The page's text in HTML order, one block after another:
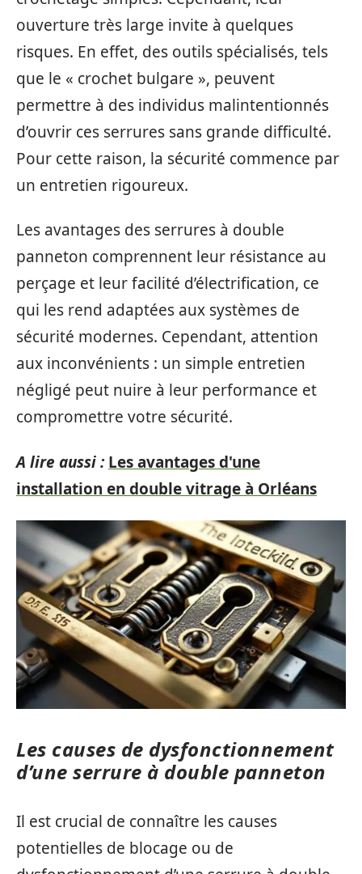
ouverture très large invite à quelques
risques. En effet, des outils spécialisés, tels
que le « crochet bulgare », peuvent
permettre à des individus malintentionnés
d’ouvrir ces serrures sans grande difficulté.
Pour cette raison, la sécurité commence par
un entretien rigoureux.
Les avantages des serrures à double
panneton comprennent leur résistance au
perçage et leur facilité d’électrification, ce
qui les rend adaptées aux systèmes de
sécurité modernes. Cependant, attention
aux inconvénients : un simple entretien
négligé peut nuire à leur performance et
compromettre votre sécurité.
A lire aussi : Les avantages d'une
installation en double vitrage à Orléans
Les causes de dysfonctionnement
d’une serrure à double panneton
Il est crucial de connaître les causes
potentielles de blocage ou de